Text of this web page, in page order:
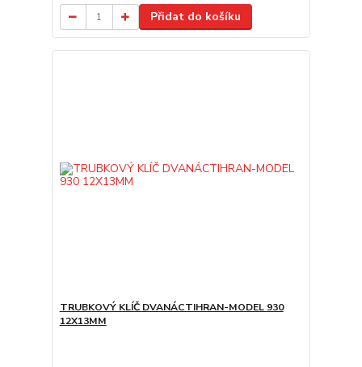
Přidat do košíku
TRUBKOVÝ KLÍČ DVANÁCTIHRAN-MODEL 930
12X13MM